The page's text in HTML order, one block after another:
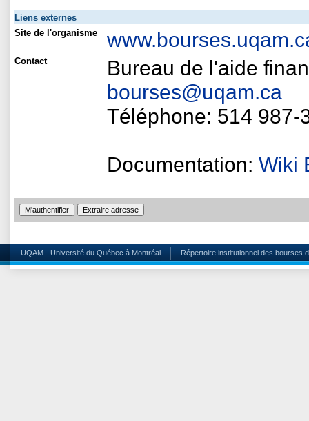
Liens externes
Site de l'organisme
Contact
Bureau de l'aide
bourses@uqam.ca
Téléphone: 514 987-
Documentation: Wiki
UQAM - Université du Québec à Montréal Répertoire institutionnel des bourses